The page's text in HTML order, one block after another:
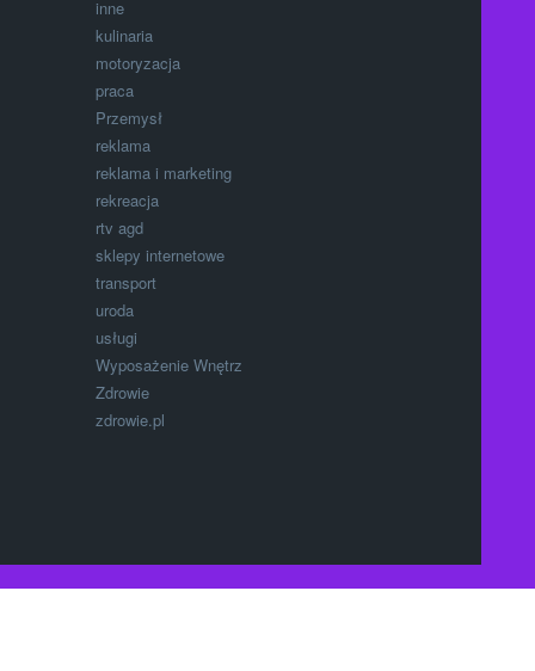
inne
kulinaria
motoryzacja
praca
Przemysł
reklama
reklama i marketing
rekreacja
rtv agd
sklepy internetowe
transport
uroda
usługi
Wyposażenie Wnętrz
Zdrowie
zdrowie.pl